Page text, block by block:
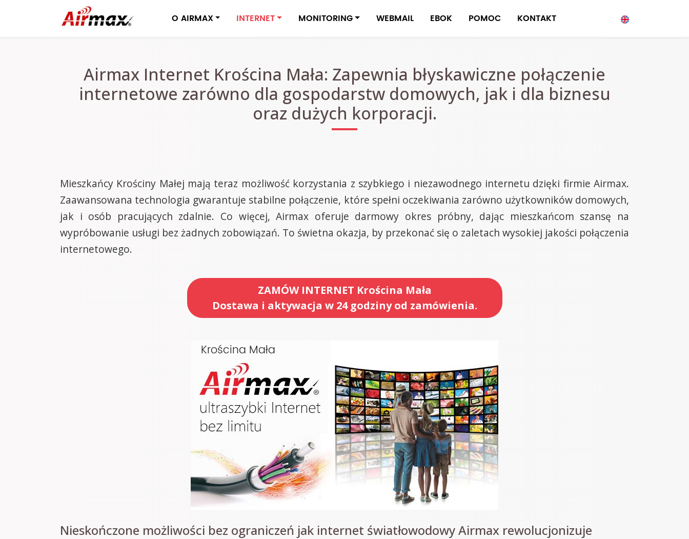
O AIRMAX INTERNET MONITORING WEBMAIL EBOK POMOC KONTAKT
Airmax Internet Krościna Mała: Zapewnia błyskawiczne połączenie
internetowe zarówno dla gospodarstw domowych, jak i dla biznesu
oraz dużych korporacji.
Mieszkańcy Krościny Małej mają teraz możliwość korzystania z szybkiego i niezawodnego internetu dzięki firmie Airmax.
Zaawansowana technologia gwarantuje stabilne połączenie, które spełni oczekiwania zarówno użytkowników domowych,
jak i osób pracujących zdalnie. Co więcej, Airmax oferuje darmowy okres próbny, dając mieszkańcom szansę na
wypróbowanie usługi bez żadnych zobowiązań. To świetna okazja, by przekonać się o zaletach wysokiej jakości połączenia
internetowego.
ZAMÓW INTERNET Krościna Mała
Dostawa i aktywacja w 24 godziny od zamówienia.
Nieskończone możliwości bez ograniczeń jak internet światłowodowy Airmax rewolucjonizuje